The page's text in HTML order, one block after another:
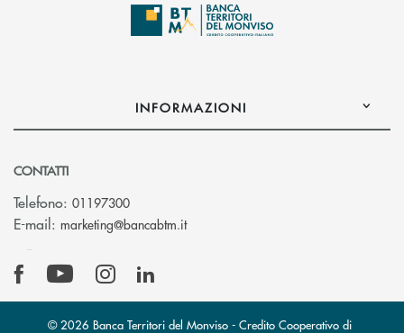
INFORMAZIONI
CONTATTI
Telefono: 01197300
E-mail: marketing@bancabtm.it(si apre l’app di posta elettronica)
© 2026 Banca Territori del Monviso - Credito Cooperativo di